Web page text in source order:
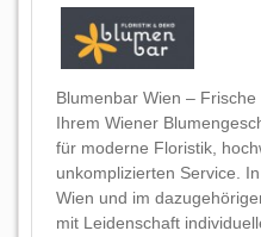
Blumenbar Wien –
Ihrem Wiener Blumengeschäft Blumenbar
für moderne Floristik,
unkomplizierten Service.
Wien und im
mit Leidenschaft